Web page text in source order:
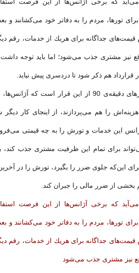
تورها، مردم را به دفاتر خود می‌كشانند و
قیمت‌های جداگانه برای هریك از خدمات، رقم
نیز مشتری جذب می‌شود؛ اما باید توجه
قرارداد هم ذكر شود تا دردسری پیش نیاید.
داستان تورهای دقیقه‌ی 90 از این قرار است
را هم می‌پردازند، از اینجای كار
این خدمات و تورش را به چه قیمتی
برای تمام این ظرفیت مشتری جذب كند،
این‌كه جلوی ضرر را بگیرد، تورش را در
از ضرر مالی را جبران كند.
كه برخی آژانس‌ها از این فرصت
تورها، مردم را به دفاتر خود می‌كشانند و
قیمت‌های جداگانه برای هریك از خدمات، رقم
نیز مشتری جذب می‌شود